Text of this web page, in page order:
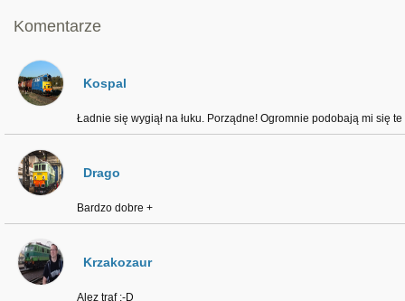
Komentarze
Kospal
Ładnie się wygiął na łuku. Porządne! Ogromnie podobają mi się
Drago
Bardzo dobre +
Krzakozaur
Alez traf :⁠-⁠D